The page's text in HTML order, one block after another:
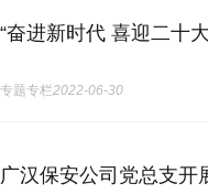
“奋进新时代 喜迎二十
专题专栏2022-06-30
广汉保安公司党总支开